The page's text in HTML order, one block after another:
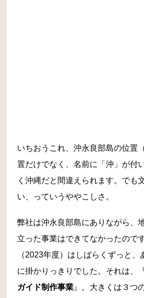
いちおうこれ、沖永良部島の位置
置だけでなく、名前に「沖」が付
く沖縄だと間違えられます。でも
い、っていうややこしさ。
弊社は沖永良部島にありながら、
立った事業はできてなかったので
（2023年度）はしばらくずっと、
に掛かりっきりでした。それは、
ガイド制作事業 』。大きくは３つ